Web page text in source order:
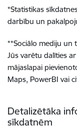
*Statistikas
darbību un
**Sociālo mediju un
Jūs varētu dalīties
mājaslapai
Maps, PowerBI vai
Detalizētāka
sīkdatnēm